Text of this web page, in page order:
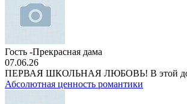
Гость -Прекрасная дама
07.06.26
ПЕРВАЯ ШКОЛЬНАЯ ЛЮБОВЬ! В этой
Абсолютная ценность романтики